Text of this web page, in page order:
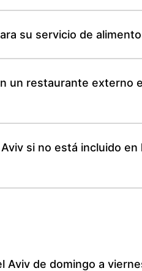
su servicio de
un restaurante externo
si no está incluido en
Aviv de domingo a